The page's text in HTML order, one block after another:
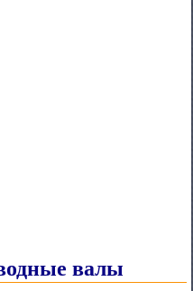
валы